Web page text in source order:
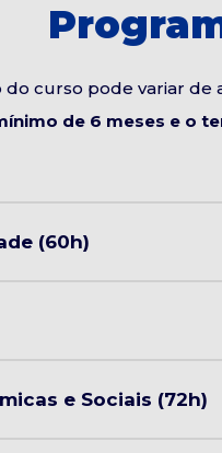
curso pode variar
de 6 meses e o
(60h)
e Sociais (72h)